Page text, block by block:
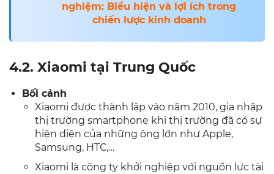
nghiệm: Biểu hiện và lợi ích trong
chiến lược kinh doanh
4.2. Xiaomi tại Trung Quốc
Bối cảnh
Xiaomi được thành lập vào năm 2010, gia nhập
thị trường smartphone khi thị trường đã có sự
hiện diện của những ông lớn như Apple,
Samsung, HTC,…
Xiaomi là công ty khởi nghiệp với nguồn lực tài